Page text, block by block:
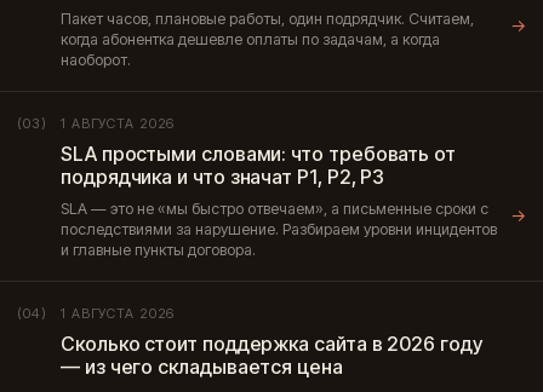
Пакет часов, плановые работы, один подрядчик. Считаем,
когда абонентка дешевле оплаты по задачам, а когда
наоборот.
→
(03) 1 АВГУСТА 2026
SLA простыми словами: что требовать от
подрядчика и что значат P1, P2, P3
SLA — это не «мы быстро отвечаем», а письменные сроки с
последствиями за нарушение. Разбираем уровни инцидентов
и главные пункты договора.
→
(04) 1 АВГУСТА 2026
Сколько стоит поддержка сайта в 2026 году
— из чего складывается цена